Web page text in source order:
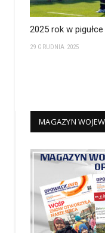
2025 rok w pigułce
29 GRUDNIA 2025
MAGAZYN